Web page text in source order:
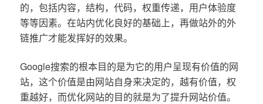
的，包括内容，结构，代码，权重传递，用户体验度
等等因素。在站内优化良好的基础上，再做站外的外
链推广才能发挥好的效果。
Google搜索的根本目的是为它的用户呈现有价值的网
站，这个价值是由网站自身来决定的，越有价值，权
重越好，而优化网站的目的就是为了提升网站价值。